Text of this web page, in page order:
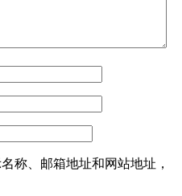
称、邮箱地址和网站地址，